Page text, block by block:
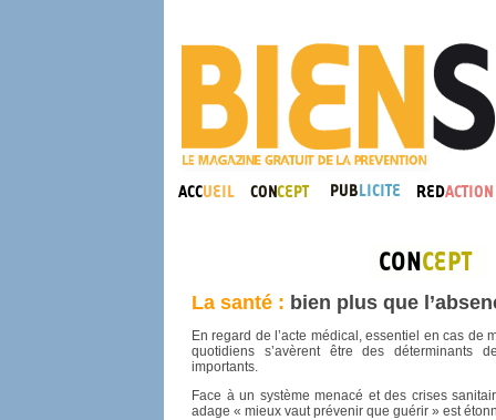
La santé : bien plus que
En regard de l’acte médical, essentiel en cas de
quotidiens s’avèrent être des déterminants
importants.
Face à un système menacé et des crises
adage « mieux vaut prévenir que guérir » est